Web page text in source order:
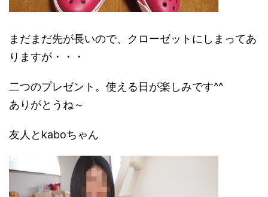
まだまだ先が長いので、クローゼットにしまってあ
りますが・・・
二つのプレゼント。使える日が楽しみです^^
ありがとうね～
友人とkaboちゃん